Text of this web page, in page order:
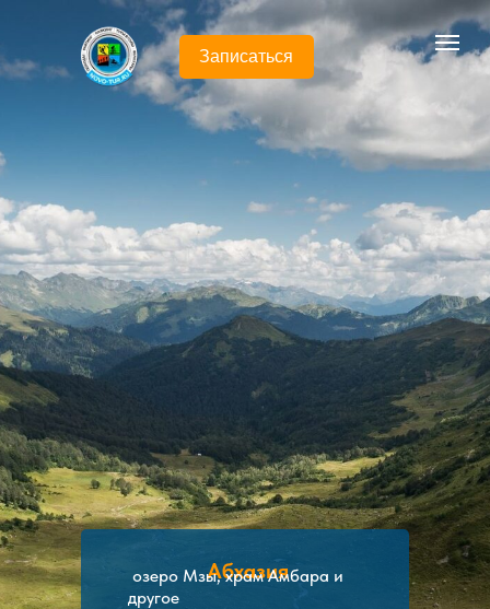
Записаться
Абхазия
озеро Мзы, храм Амбара и
другое